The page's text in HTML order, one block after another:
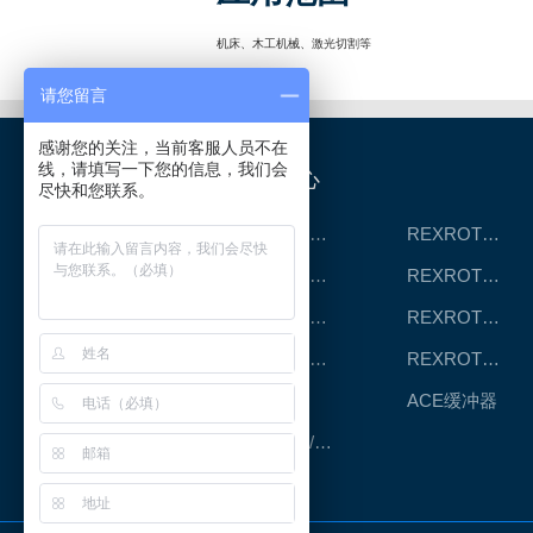
机床、木工机械、激光切割等
产品中心
REXROTH工厂解决方案 REXROTH/力士乐线性产品
REXROTH丝杠螺母 REXROTH直线模组
REXROTH测量系统IMS REXROTH/力士乐电动缸
REXROTH/力士乐油压 REXROTH/力士乐伺服驱动
ACE缓冲器
RENOLD/雷诺德工业链条
请您留言
感谢您的关注，当前客服人员不在
线，请填写一下您的信息，我们会
尽快和您联系。